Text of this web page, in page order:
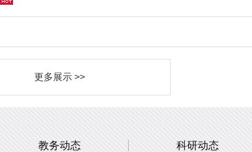
更多展示 >>
教务动态 科研动态